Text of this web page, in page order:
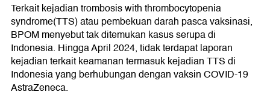
Terkait kejadian trombosis with thrombocytopenia
syndrome(TTS) atau pembekuan darah pasca vaksinasi,
BPOM menyebut tak ditemukan kasus serupa di
Indonesia. Hingga April 2024, tidak terdapat laporan
kejadian terkait keamanan termasuk kejadian TTS di
Indonesia yang berhubungan dengan vaksin COVID-19
AstraZeneca.